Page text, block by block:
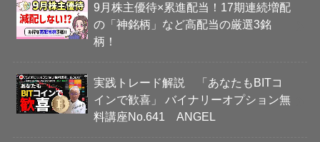
9月株主優待×累進配当！17期連続増配
の「神銘柄」など高配当の厳選3銘
柄！
実践トレード解説 「あなたもBITコ
インで歓喜」 バイナリーオプション無
料講座No.641 ANGEL